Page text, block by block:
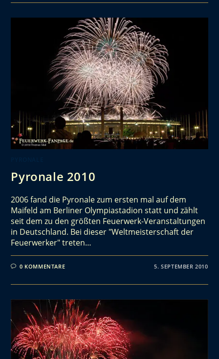
Pyronale 2010
2006 fand die Pyronale zum ersten mal auf dem
Maifeld am Berliner Olympiastadion statt und zählt
seit dem zu den größten Feuerwerk-Veranstaltungen
in Deutschland. Bei dieser "Weltmeisterschaft der
Feuerwerker" treten…
0 KOMMENTARE 5. SEPTEMBER 2010